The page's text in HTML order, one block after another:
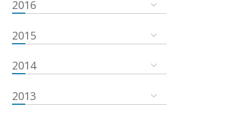
2016
2015
2014
2013